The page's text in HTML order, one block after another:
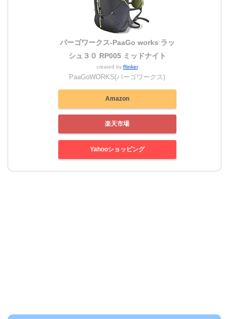
パーゴワークス-PaaGo works ラッ
シュ３０ RP005 ミッドナイト
created by Rinker
PaaGoWORKS(パーゴワークス)
Amazon
楽天市場
Yahooショッピング